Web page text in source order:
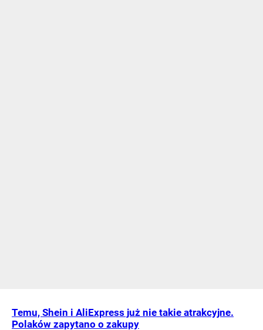
Temu, Shein i AliExpress już nie takie atrakcyjne.
Polaków zapytano o zakupy